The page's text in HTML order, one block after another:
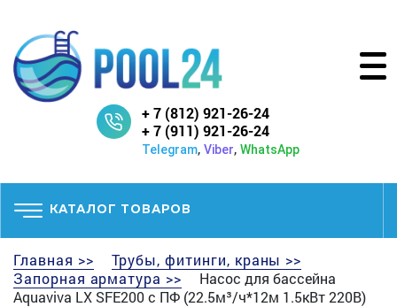
+ 7 (812) 921-26-24
+ 7 (911) 921-26-24
Telegram, Viber, WhatsApp
КАТАЛОГ ТОВАРОВ
Главная >>
Трубы, фитинги, краны >>
Запорная арматура >>
Насос для бассейна
Aquaviva LX SFE200 с ПФ (22.5м³/ч*12м 1.5кВт 220В)